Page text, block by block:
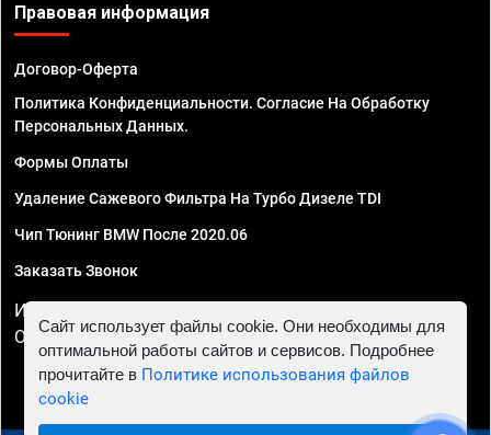
Правовая информация
Договор-Оферта
Политика Конфиденциальности. Согласие На Обработку
Персональных Данных.
Формы Оплаты
Удаление Сажевого Фильтра На Турбо Дизеле TDI
Чип Тюнинг BMW После 2020.06
Заказать Звонок
ИП Смирнов Георгий Павлович. ИНН 781302555843,
ОГРНИП 324470400032610
Сайт использует файлы cookie. Они необходимы для
оптимальной работы сайтов и сервисов. Подробнее
прочитайте в Политике использования файлов
cookie